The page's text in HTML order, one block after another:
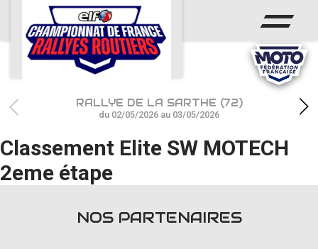
ACCUEIL
ACTUS
CALENDRIER
CHAMPIONNAT
RÉSULTATS
PHOTOS / WEB TV
PARTENAIRES
RALLYE DE LA SARTHE (72)
du 02/05/2026 au 03/05/2026
Classement Elite SW MOTECH
2eme étape
NOS PARTENAIRES